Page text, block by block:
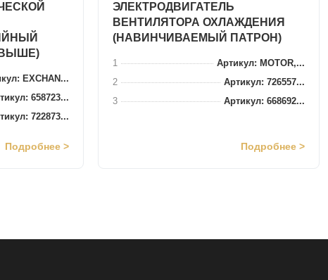
ВЫШЕ)
EXCHAN...
658723...
722873...
Подробнее >
ЭЛЕКТРОДВИГАТЕЛЬ
ВЕНТИЛЯТОРА ОХЛАЖДЕНИЯ
(НАВИНЧИВАЕМЫЙ ПАТРОН)
1
Артикул: MOTOR,...
2
Артикул: 726557...
3
Артикул: 668692...
Подробнее >